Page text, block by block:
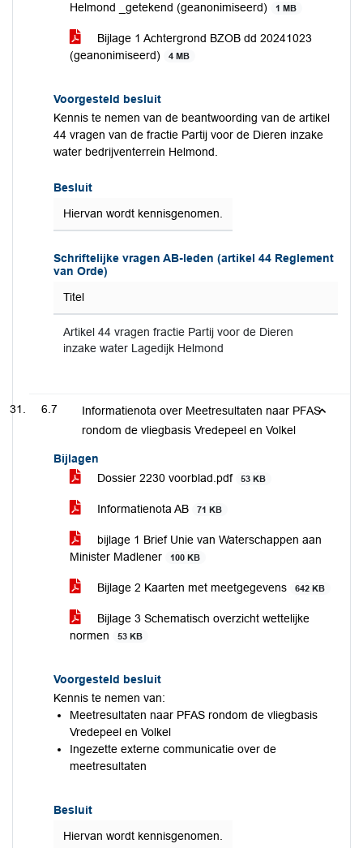
Helmond _getekend (geanonimiseerd)
1 MB
Bijlage 1 Achtergrond BZOB dd 20241023
(geanonimiseerd)
4 MB
Voorgesteld besluit
Kennis te nemen van de beantwoording van de artikel
44 vragen van de fractie Partij voor de Dieren inzake
water bedrijventerrein Helmond.
Besluit
Hiervan wordt kennisgenomen.
Schriftelijke vragen AB-leden (artikel 44 Reglement
van Orde)
Titel
Artikel 44 vragen fractie Partij voor de Dieren
inzake water Lagedijk Helmond
6.7
Informatienota over Meetresultaten naar PFAS
rondom de vliegbasis Vredepeel en Volkel
Bijlagen
Dossier 2230 voorblad.pdf
53 KB
Informatienota AB 71 KB
bijlage 1 Brief Unie van Waterschappen aan
Minister Madlener
100 KB
Bijlage 2 Kaarten met meetgegevens 642 KB
Bijlage 3 Schematisch overzicht wettelijke
normen
53 KB
Voorgesteld besluit
Kennis te nemen van:
Meetresultaten naar PFAS rondom de vliegbasis
Vredepeel en Volkel
Ingezette externe communicatie over de
meetresultaten
Besluit
Hiervan wordt kennisgenomen.